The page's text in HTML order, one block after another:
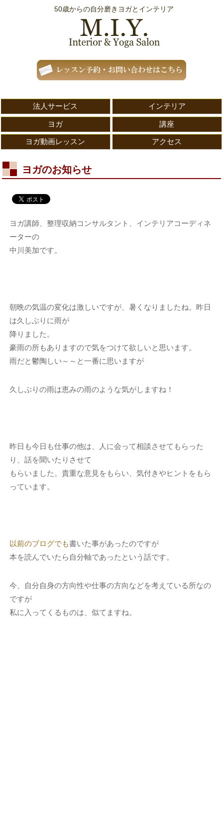
50歳からの自分磨きヨガとインテリア
法人サービス インテリア
ヨガ 講座
ヨガ動画レッスン アクセス
ヨガのお知らせ
ヨガ講師、整理収納コンサルタント、インテリアコーディネ
ーターの
中川美加です。
朝晩の気温の変化は激しいですが、暑くなりましたね。昨日
は久しぶりに雨が
降りました。
豪雨の所もありますので気をつけて欲しいと思います。
雨だと鬱陶しい～～と一番に思いますが
久しぶりの雨は恵みの雨のような気がしますね！
昨日も今日も仕事の他は、人に会って相談させてもらった
り、話を聞いたりさせて
もらいました。貴重な意見をもらい、気付きやヒントをもら
っています。
以前のブログでも書いた事があったのですが
本を読んでいたら自分軸であったという話です。
今、自分自身の方向性や仕事の方向などを考えている所なの
ですが
私に入ってくるものは、似てますね。